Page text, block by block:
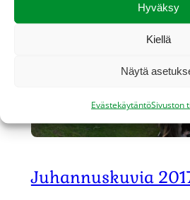
Hyväksy
Kiellä
Näytä
EvästekäytäntöSivuston
1 toukokuun, 2024
Juhannuskuvia